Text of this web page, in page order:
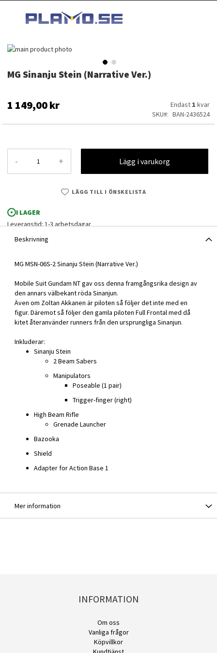
INNEHÅLLET
MG Sinanju Stein (Narrative Ver.)
1 149,00 kr Endast 1 kvar
SKU
BAN-2436524
- + Lägg i varukorg
LÄGG TILL I ÖNSKELISTA
I LAGER
Leveranstid: 1-3 arbetsdagar
Hoppa
av
Hoppa
av
bildgalleriet
Beskrivning
MG MSN-06S-2 Sinanju Stein (Narrative Ver.)
Mobile Suit Gundam NT gav oss denna framgångsrika design av
den annars välbekant röda Sinanjun.
Även om Zoltan Akkanen är piloten så följer det inte med en
figur. Däremot så följer den gamla piloten Full Frontal med då
kitet återanvänder runners från den ursprungliga Sinanjun.
Inkluderar:
Sinanju Stein
2 Beam Sabers
Manipulators
Poseable (1 pair)
Trigger-finger (right)
High Beam Rifle
Grenade Launcher
Bazooka
Shield
Adapter for Action Base 1
Mer information
INFORMATION
Om oss
Vanliga frågor
Köpvillkor